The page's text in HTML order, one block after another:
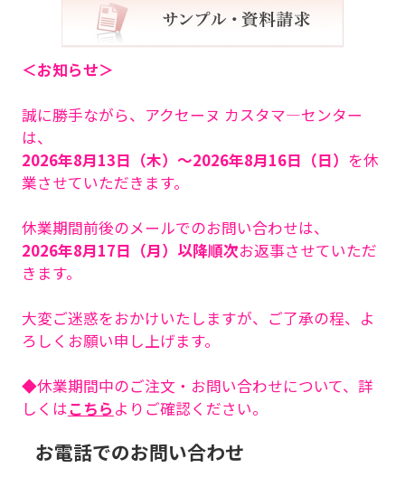
＜お知らせ＞
誠に勝手ながら、アクセーヌ カスタマ―センター
は、
2026年8月13日（木）～2026年8月16日（日） を休
業させていただきます。
休業期間前後のメールでのお問い合わせは、
2026年8月17日（月）以降順次お返事させていただ
きます。
大変ご迷惑をおかけいたしますが、ご了承の程、よ
ろしくお願い申し上げます。
◆休業期間中のご注文・お問い合わせについて、詳
しくはこちら よりご確認ください。
お電話でのお問い合わせ